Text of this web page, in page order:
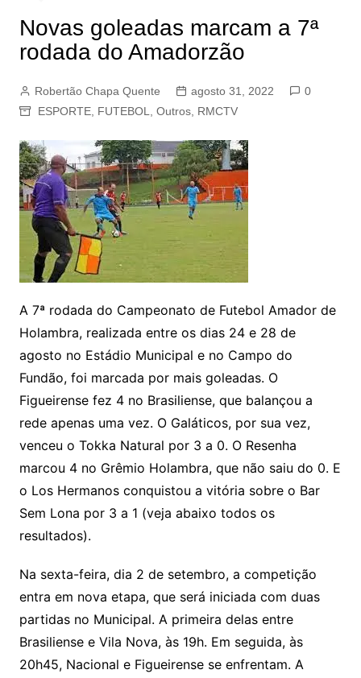
Novas goleadas marcam a 7ª
rodada do Amadorzão
Robertão Chapa Quente agosto 31, 2022
0
ESPORTE, FUTEBOL Outros, RMCTV
A 7ª rodada do Campeonato de Futebol Amador de
Holambra, realizada entre os dias 24 e 28 de
agosto no Estádio Municipal e no Campo do
Fundão, foi marcada por mais goleadas. O
Figueirense fez 4 no Brasiliense, que balançou a
rede apenas uma vez. O Galáticos, por sua vez,
venceu o Tokka Natural por 3 a 0. O Resenha
marcou 4 no Grêmio Holambra, que não saiu do 0. E
o Los Hermanos conquistou a vitória sobre o Bar
Sem Lona por 3 a 1 (veja abaixo todos os
resultados).
Na sexta-feira, dia 2 de setembro, a competição
entra em nova etapa, que será iniciada com duas
partidas no Municipal. A primeira delas entre
Brasiliense e Vila Nova, às 19h. Em seguida, às
20h45, Nacional e Figueirense se enfrentam. A